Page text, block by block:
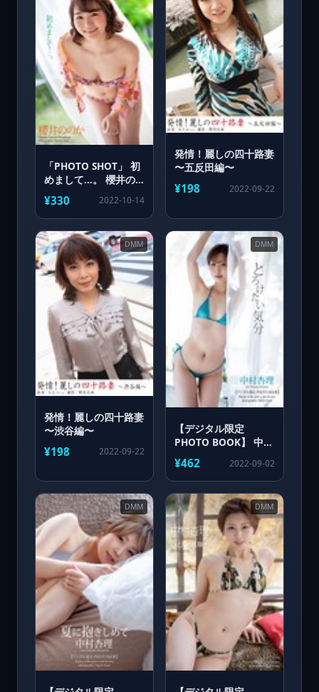
「PHOTO SHOT」 初
めまして…。 櫻井の
¥330 2022-10-14
発情！麗しの四十路妻
〜五反田編〜
¥198 2022-09-22
DMM
発情！麗しの四十路妻
〜渋谷編〜
¥198 2022-09-22
DMM
【デジタル限定
PHOTO BOOK】 中村
杏理 写真集 「とろけ
たい気分」
¥462 2022-09-02
DMM DMM